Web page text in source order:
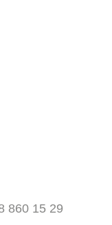
860 15 29